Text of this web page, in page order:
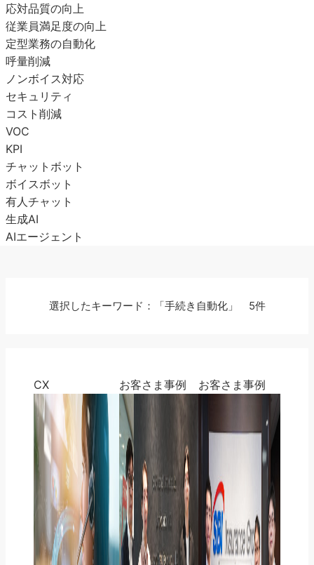
応対品質の向上
従業員満足度の向上
定型業務の自動化
呼量削減
ノンボイス対応
セキュリティ
コスト削減
VOC
KPI
チャットボット
ボイスボット
有人チャット
生成AI
AIエージェント
選択したキーワード：「手続き自動化」 5件
CX お客さま事例 お客さま事例